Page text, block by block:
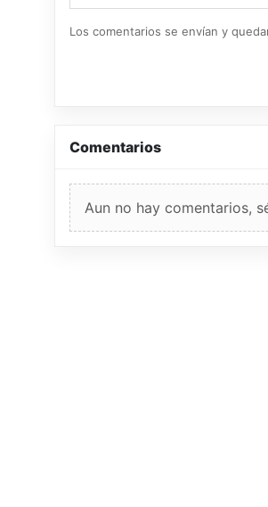
Los comentarios se envían y
Comentarios
Aun no hay comentarios,